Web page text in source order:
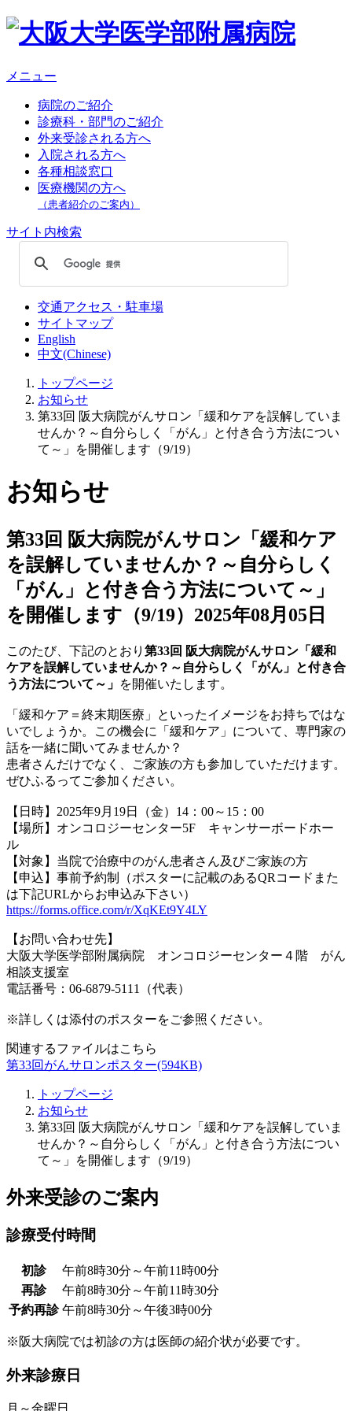
メニュー
病院のご紹介
診療科・部門のご紹介
外来受診される方へ
入院される方へ
各種相談窓口
医療機関の方へ
（患者紹介のご案内）
サイト内検索
交通アクセス・駐車場
サイトマップ
English
中文(Chinese)
トップページ
お知らせ
第33回 阪大病院がんサロン「緩和ケアを誤解していま
せんか？～自分らしく「がん」と付き合う方法につい
て～」を開催します（9/19）
お知らせ
第33回 阪大病院がんサロン「緩和ケア
を誤解していませんか？～自分らしく
「がん」と付き合う方法について～」
を開催します（9/19） 2025年08月05日
このたび、下記のとおり 第33回 阪大病院がんサロン「緩和
ケアを誤解していませんか？～自分らしく「がん」と付き合
う方法について～」 を開催いたします。
「緩和ケア＝終末期医療」といったイメージをお持ちではな
いでしょうか。この機会に「緩和ケア」について、専門家の
話を一緒に聞いてみませんか？
患者さんだけでなく、ご家族の方も参加していただけます。
ぜひふるってご参加ください。
【日時】2025年9月19日（金）14：00～15：00
【場所】オンコロジーセンター5F キャンサーボードホー
ル
【対象】当院で治療中のがん患者さん及びご家族の方
【申込】事前予約制（ポスターに記載のあるQRコードまた
は下記URLからお申込み下さい）
https://forms.office.com/r/XqKEt9Y4LY
【お問い合わせ先】
大阪大学医学部附属病院 オンコロジーセンター４階 がん
相談支援室
電話番号：06-6879-5111（代表）
※詳しくは添付のポスターをご参照ください。
関連するファイルはこちら
第33回がんサロンポスター(594KB)
トップページ
お知らせ
第33回 阪大病院がんサロン「緩和ケアを誤解していま
せんか？～自分らしく「がん」と付き合う方法につい
て～」を開催します（9/19）
外来受診のご案内
診療受付時間
初診
午前8時30分～午前11時00分
再診
午前8時30分～午前11時30分
予約再診 午前8時30分～午後3時00分
※阪大病院では初診の方は医師の紹介状が必要です。
外来診療日
月～金曜日